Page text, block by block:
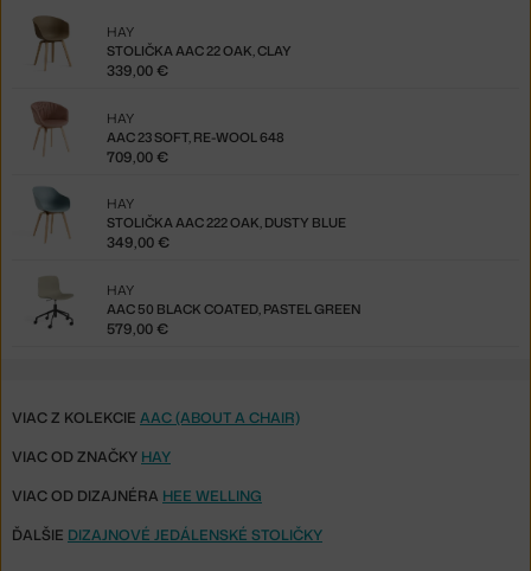
STOLIČKA AAC 22 OAK, CLAY
HAY
339,00 €
AAC 23 SOFT, RE-WOOL 648
HAY
709,00 €
STOLIČKA AAC 222 OAK, DUSTY BLUE
HAY
349,00 €
AAC 50 BLACK COATED, PASTEL GREEN
HAY
579,00 €
VIAC Z KOLEKCIE AAC (ABOUT A CHAIR)
VIAC OD ZNAČKY HAY
VIAC OD DIZAJNÉRA HEE WELLING
ĎALŠIE DIZAJNOVÉ JEDÁLENSKÉ STOLIČKY